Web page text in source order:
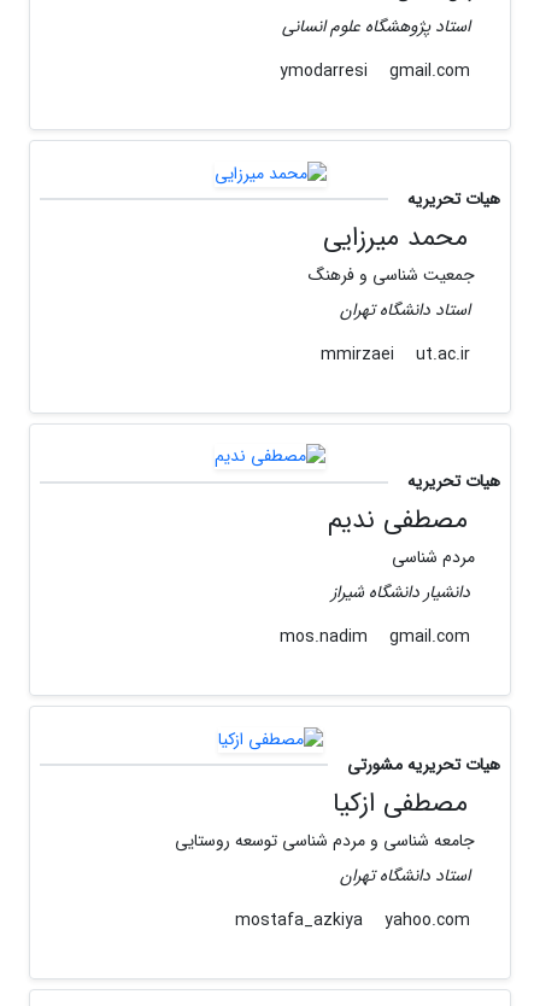
استاد پژوهشگاه علوم انسانی
gmail.com
هیات تحریریه
محمد میرزایی
جمعیت شناسی و فرهنگ
استاد دانشگاه تهران
mmirzaei
ut.ac.ir
هیات تحریریه
مصطفی ندیم
مردم شناسی
دانشیار دانشگاه شیراز
gmail.com
هیات تحریریه مشورتی
مصطفی ازکیا
جامعه شناسی و مردم شناسی توسعه روستایی
استاد دانشگاه تهران
yahoo.com